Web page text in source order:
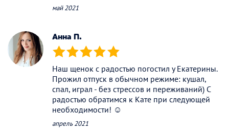
май 2021
Анна П.
(*) (*) (*) (*) (*)
Наш щенок с радостью погостил у Екатерины.
Прожил отпуск в обычном режиме: кушал,
спал, играл - без стрессов и переживаний) С
радостью обратимся к Кате при следующей
необходимости! ☺️
апрель 2021